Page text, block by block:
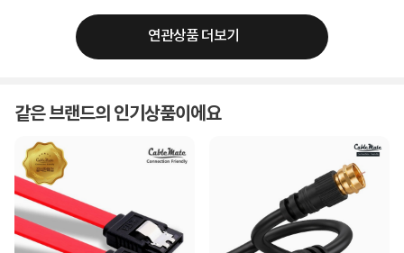
연관상품 더보기
같은 브랜드의 인기상품이에요